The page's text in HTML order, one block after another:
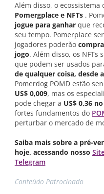
Além disso, o ecossistema
Pomergplace e NFTs .
jogue para ganhar que
seu tempo. Pomerplace
jogadores poderão
jogo. Além disso, os NFTs
que podem ser usados
de qualquer coisa, desde
Pomerdog POMD estão
US$ 0,009, mas os
pode chegar a US$ 0,36
fortes fundamentos do
perturbar o mercado de
Saiba mais sobre a pré-
hoje, acessando nosso
Telegram
Conteúdo Patrocinado